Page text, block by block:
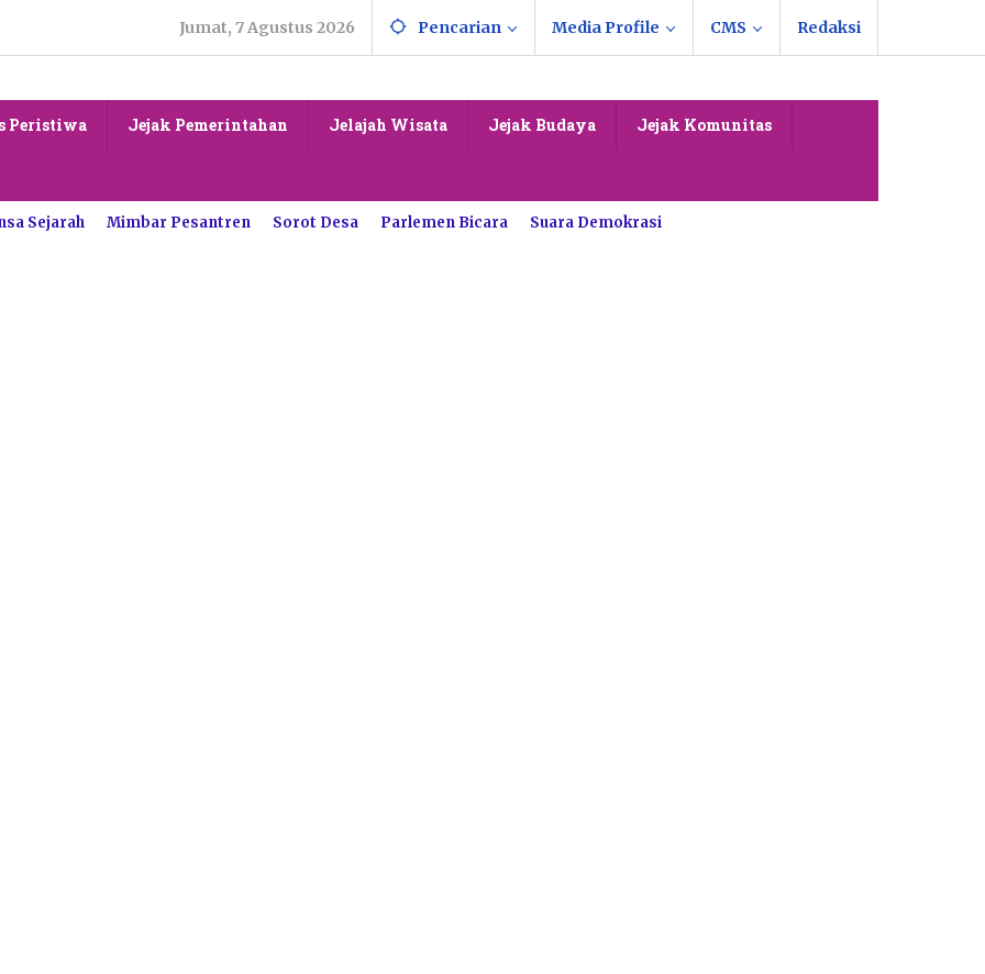
Jumat, 7 Agustus 2026 Pencarian Media Profile CMS Redaksi
Peristiwa Jejak Pemerintahan Jelajah Wisata Jejak Budaya Jejak Komunitas
Sejarah Mimbar Pesantren Sorot Desa Parlemen Bicara Suara Demokrasi